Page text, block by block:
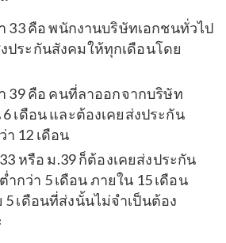
33 คือ พนักงานบริษัทเอกชนทั่วไป
ประกันสังคมให้ทุกเดือนโดย
39 คือ คนที่ลาออกจากบริษัท
เดือน และต้องเคยส่งประกัน
12 เดือน
หรือ ม.39 ก็ต้องเคยส่งประกัน
กว่า 5 เดือน ภายใน 15 เดือน
เดือนที่ส่งนั้นไม่จำเป็นต้อง